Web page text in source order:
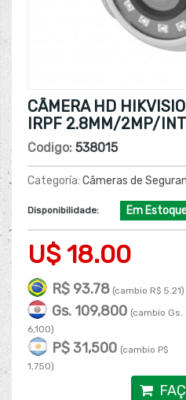
CÂMERA HD
IRPF 2.8MM/2MP/
Codigo: 538015
Categoría: Câmeras de
Disponibilidade: Em
U$ 18.00
R$ 93.78 (cambio R$ 5.21)
Gs. 109,800 (cambio Gs.
6,100)
P$ 31,500 (cambio P$
1,750)